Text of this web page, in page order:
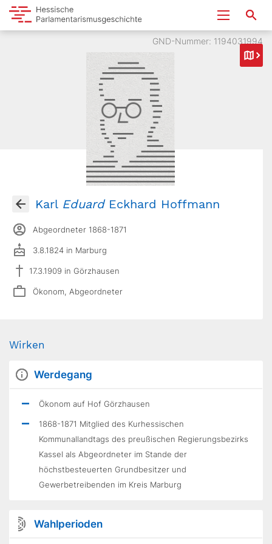
GND-Nummer: 1194031994
Karl EduardEckhard Hoffmann
Abgeordneter 1868-1871
3.8.1824 in Marburg
17.3.1909 in Görzhausen
Ökonom, Abgeordneter
Wirken
Werdegang
Ökonom auf Hof Görzhausen
1868-1871 Mitglied des Kurhessischen
Kommunallandtags des preußischen Regierungsbezirks
Kassel als Abgeordneter im Stande der
höchstbesteuerten Grundbesitzer und
Gewerbetreibenden im Kreis Marburg
Wahlperioden